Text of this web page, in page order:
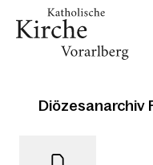
Diözesanarchiv